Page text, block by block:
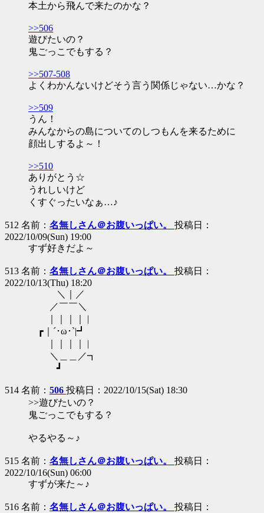
本土から飛んで来たのかな？
>>506
遊びたいの？
鬼ごっこでもする？
>>507-508
よくわかんないけどそう言う関係じゃない…かな？
>>509
うん！
みんなからの島についてのしつもんを来るために
顔出しするよ～！
>>510
ありがとう☆
うれしいけど
くすぐったいなぁ…♪
512 名前： 名無しさん＠お腹いっぱい。 投稿日：
2022/10/09(Sun) 19:00
すず好きだよ～
513 名前： 名無しさん＠お腹いっぱい。 投稿日：
2022/10/13(Thu) 18:20
＼｜／
／￣￣＼
｜｜｜｜ |
┏｜´･ω･`|┛
｜｜｜｜ |
＼＿＿／┓
┛
514 名前： 506 投稿日：2022/10/15(Sat) 18:30
>>遊びたいの？
鬼ごっこでもする？
やるやる～♪
515 名前： 名無しさん＠お腹いっぱい。 投稿日：
2022/10/16(Sun) 06:00
すずが来た～♪
516 名前： 名無しさん＠お腹いっぱい。 投稿日：